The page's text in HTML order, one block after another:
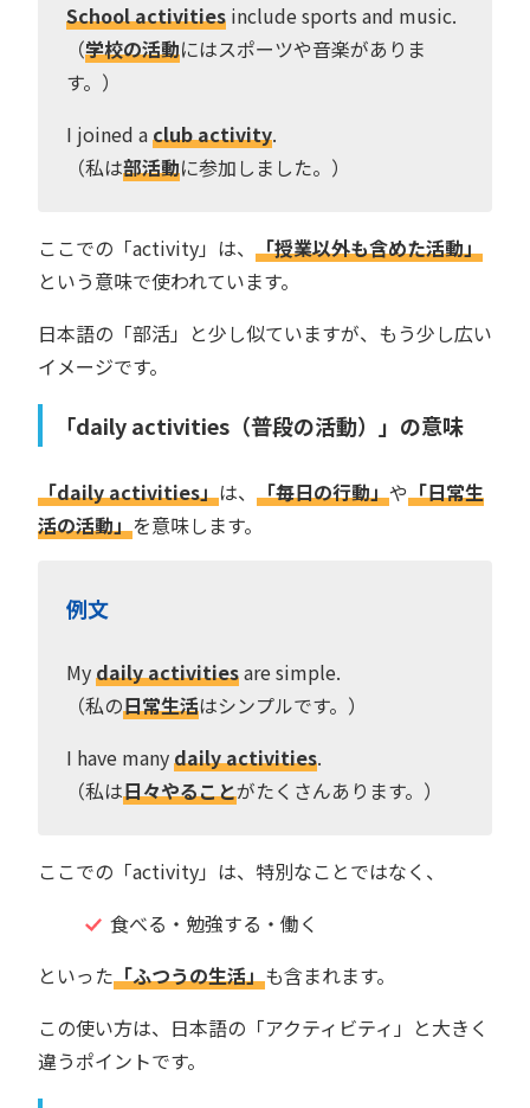
School activities include sports and music.
（学校の活動にはスポーツや音楽がありま
す。）
I joined aclub activity.
（私は部活動に参加しました。）
ここでの「activity」は、 「授業以外も含めた活動」
という意味で使われています。
日本語の「部活」と少し似ていますが、もう少し広い
イメージです。
「daily activities（普段の活動）」の意味
「daily activities」は、 「毎日の行動」や「日常生
活の活動」を意味します。
例文
Mydaily activitiesare simple.
（私の日常生活はシンプルです。）
I have manydaily activities.
（私は日々やることがたくさんあります。）
ここでの「activity」は、特別なことではなく、
食べる・勉強する・働く
といった「ふつうの生活」も含まれます。
この使い方は、日本語の「アクティビティ」と大きく
違うポイントです。